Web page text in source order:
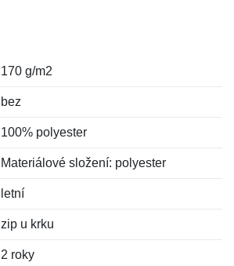
170 g/m2
bez
100% polyester
Materiálové složení: polyester
letní
zip u krku
2 roky